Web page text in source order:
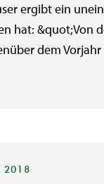
ergibt ein
hat: &quot;Von
dem Vorjahr
2018